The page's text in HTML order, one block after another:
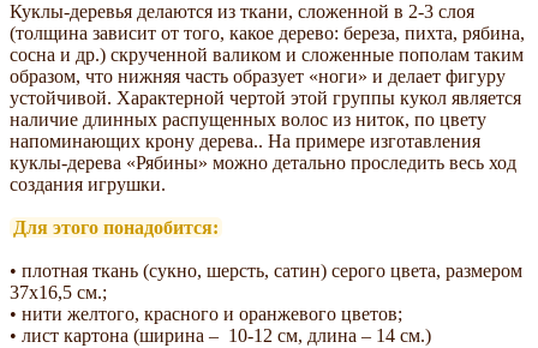
Куклы-деревья делаются из ткани, сложенной в 2-3 слоя
(толщина зависит от того, какое дерево: береза, пихта, рябина,
сосна и др.) скрученной валиком и сложенные пополам таким
образом, что нижняя часть образует «ноги» и делает фигуру
устойчивой. Характерной чертой этой группы кукол является
наличие длинных распущенных волос из ниток, по цвету
напоминающих крону дерева.. На примере изготавления
куклы-дерева «Рябины» можно детально проследить весь ход
создания игрушки.
Для этого понадобится:
• плотная ткань (сукно, шерсть, сатин) серого цвета, размером
37х16,5 см.;
• нити желтого, красного и оранжевого цветов;
• лист картона (ширина – 10-12 см, длина – 14 см.)